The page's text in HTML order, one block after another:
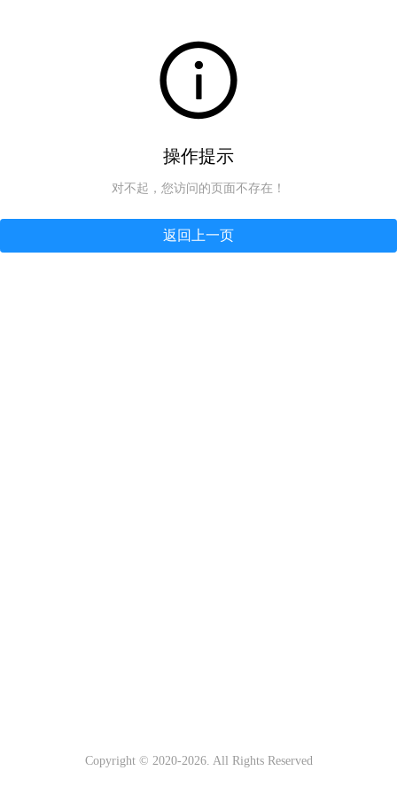
操作提示
对不起，您访问的页面不存在！
返回上一页
Copyright © 2020-2026. All Rights Reserved